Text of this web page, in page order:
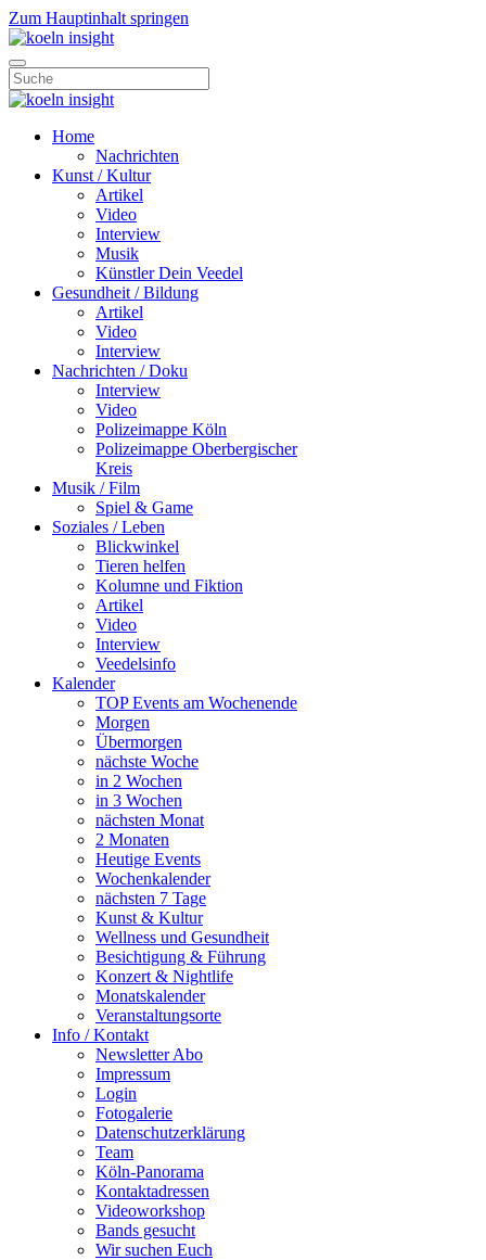
Zum Hauptinhalt springen
Home
Nachrichten
Kunst / Kultur
Artikel
Video
Interview
Musik
Künstler Dein Veedel
Gesundheit / Bildung
Artikel
Video
Interview
Nachrichten / Doku
Interview
Video
Polizeimappe Köln
Polizeimappe Oberbergischer
Kreis
Musik / Film
Spiel & Game
Soziales / Leben
Blickwinkel
Tieren helfen
Kolumne und Fiktion
Artikel
Video
Interview
Veedelsinfo
Kalender
TOP Events am Wochenende
Morgen
Übermorgen
nächste Woche
in 2 Wochen
in 3 Wochen
nächsten Monat
2 Monaten
Heutige Events
Wochenkalender
nächsten 7 Tage
Kunst & Kultur
Wellness und Gesundheit
Besichtigung & Führung
Konzert & Nightlife
Monatskalender
Veranstaltungsorte
Info / Kontakt
Newsletter Abo
Impressum
Login
Fotogalerie
Datenschutzerklärung
Team
Köln-Panorama
Kontaktadressen
Videoworkshop
Bands gesucht
Wir suchen Euch